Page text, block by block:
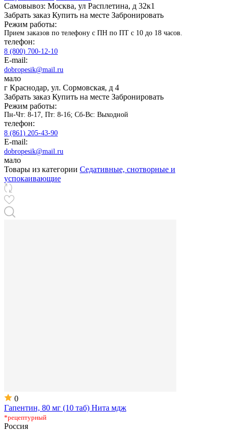
Самовывоз: Москва, ул Расплетина, д 32к1
Забрать заказ Купить на месте Забронировать
Режим работы:
Прием заказов по телефону с ПН по ПТ с 10 до 18 часов.
телефон:
8 (800) 700-12-10
E-mail:
dobropesik@mail.ru
мало
г Краснодар, ул. Сормовская, д 4
Забрать заказ Купить на месте Забронировать
Режим работы:
Пн-Чт: 8-17, Пт: 8-16; Сб-Вс: Выходной
телефон:
8 (861) 205-43-90
E-mail:
dobropesik@mail.ru
мало
Товары из категории Седативные, снотворные и
успокаивающие
0
Гапентин, 80 мг (10 таб) Нита мдж
*рецептурный
Россия